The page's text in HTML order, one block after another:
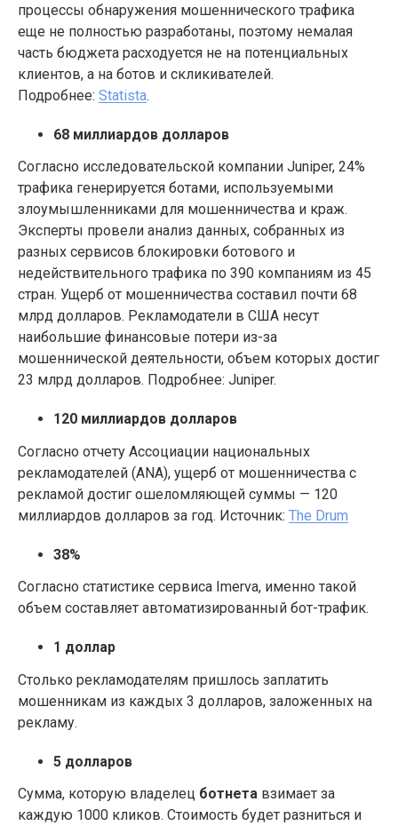
процессы обнаружения мошеннического трафика
еще не полностью разработаны, поэтому немалая
часть бюджета расходуется не на потенциальных
клиентов, а на ботов и скликивателей.
Подробнее: Statista.
68 миллиардов долларов
Согласно исследовательской компании Juniper, 24%
трафика генерируется ботами, используемыми
злоумышленниками для мошенничества и краж.
Эксперты провели анализ данных, собранных из
разных сервисов блокировки ботового и
недействительного трафика по 390 компаниям из 45
стран. Ущерб от мошенничества составил почти 68
млрд долларов. Рекламодатели в США несут
наибольшие финансовые потери из-за
мошеннической деятельности, объем которых достиг
23 млрд долларов. Подробнее: Juniper.
120 миллиардов долларов
Согласно отчету Ассоциации национальных
рекламодателей (ANA), ущерб от мошенничества с
рекламой достиг ошеломляющей суммы — 120
миллиардов долларов за год. Источник: The Drum
38%
Согласно статистике сервиса Imerva, именно такой
объем составляет автоматизированный бот-трафик.
1 доллар
Столько рекламодателям пришлось заплатить
мошенникам из каждых 3 долларов, заложенных на
рекламу.
5 долларов
Сумма, которую владелец ботнета взимает за
каждую 1000 кликов. Стоимость будет разниться и